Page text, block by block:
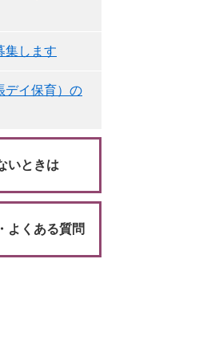
集します
デイ保育）の
いときは
よくある質問